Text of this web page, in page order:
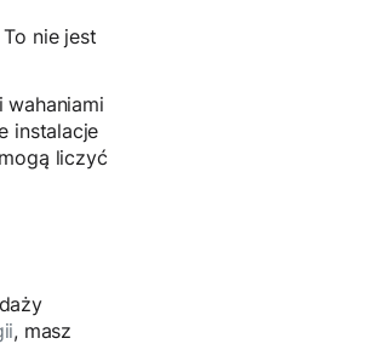
nie jest
wahaniami
instalacje
liczyć
, masz